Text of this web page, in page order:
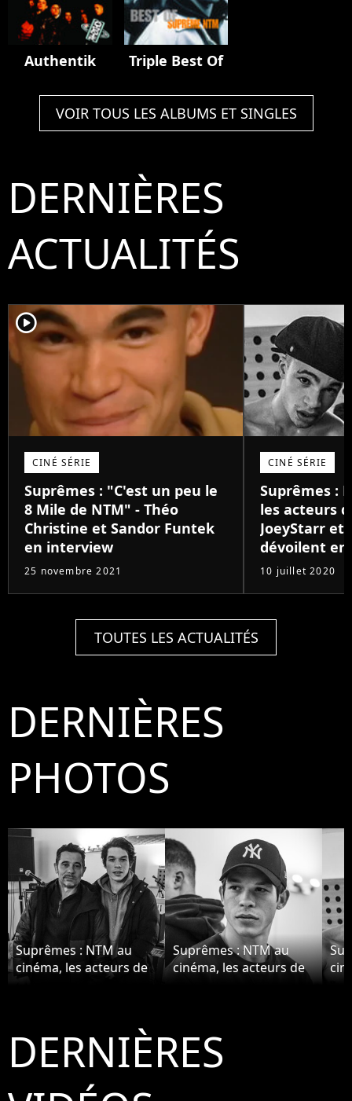
Authentik Triple Best Of
VOIR TOUS LES ALBUMS ET SINGLES
DERNIÈRES
ACTUALITÉS
player2
CINÉ SÉRIE
Suprêmes : "C'est un peu le
8 Mile de NTM" - Théo
Christine et Sandor Funtek
en interview
25 novembre 2021
CINÉ SÉRIE
Suprêmes :
les acteurs
JoeyStarr et
dévoilent en
10 juillet 2020
TOUTES LES ACTUALITÉS
DERNIÈRES
PHOTOS
Suprêmes : NTM au
cinéma, les acteurs de
Suprêmes : NTM au
cinéma, les acteurs de
DERNIÈRES